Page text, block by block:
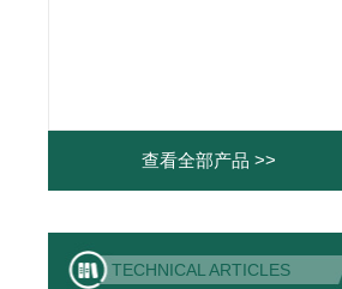
查看全部产品 >>
TECHNICAL ARTICLES